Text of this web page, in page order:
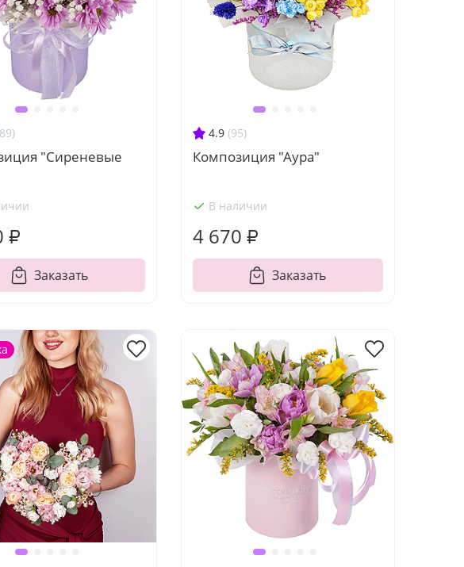
"Сиреневые
₽
Заказать
4.9 (95)
Композиция "Аура"
В наличии
4 670 ₽
Заказать